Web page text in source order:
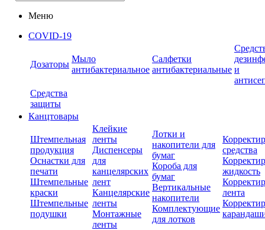
Меню
COVID-19
Дозаторы
Мыло
антибактериальное
Салфетки
антибактериальные и
Средства
защиты
Канцтовары
Штемпельная
продукция
Оснастки для
печати
Штемпельные
краски
Штемпельные
подушки
Клейкие
ленты
Диспенсеры
для
канцелярских
лент
Канцелярские
ленты
Монтажные
ленты
Лотки и
накопители для
бумаг
Короба для
бумаг
Вертикальные
накопители
Комплектующие
для лотков
средства
жидкость
лента